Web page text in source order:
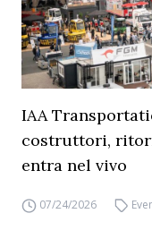
IAA
costruttori,
entra nel vivo
07/24/2026